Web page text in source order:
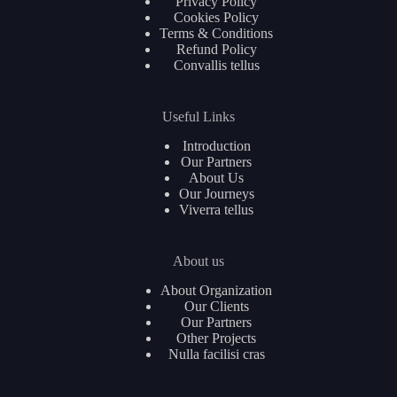
Cookies Policy
Terms & Conditions
Refund Policy
Convallis tellus
Useful Links
Introduction
Our Partners
About Us
Our Journeys
Viverra tellus
About us
About Organization
Our Clients
Our Partners
Other Projects
Nulla facilisi cras